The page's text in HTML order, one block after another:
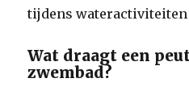
tijdens wateractiviteiten
Wat draagt een
zwembad?